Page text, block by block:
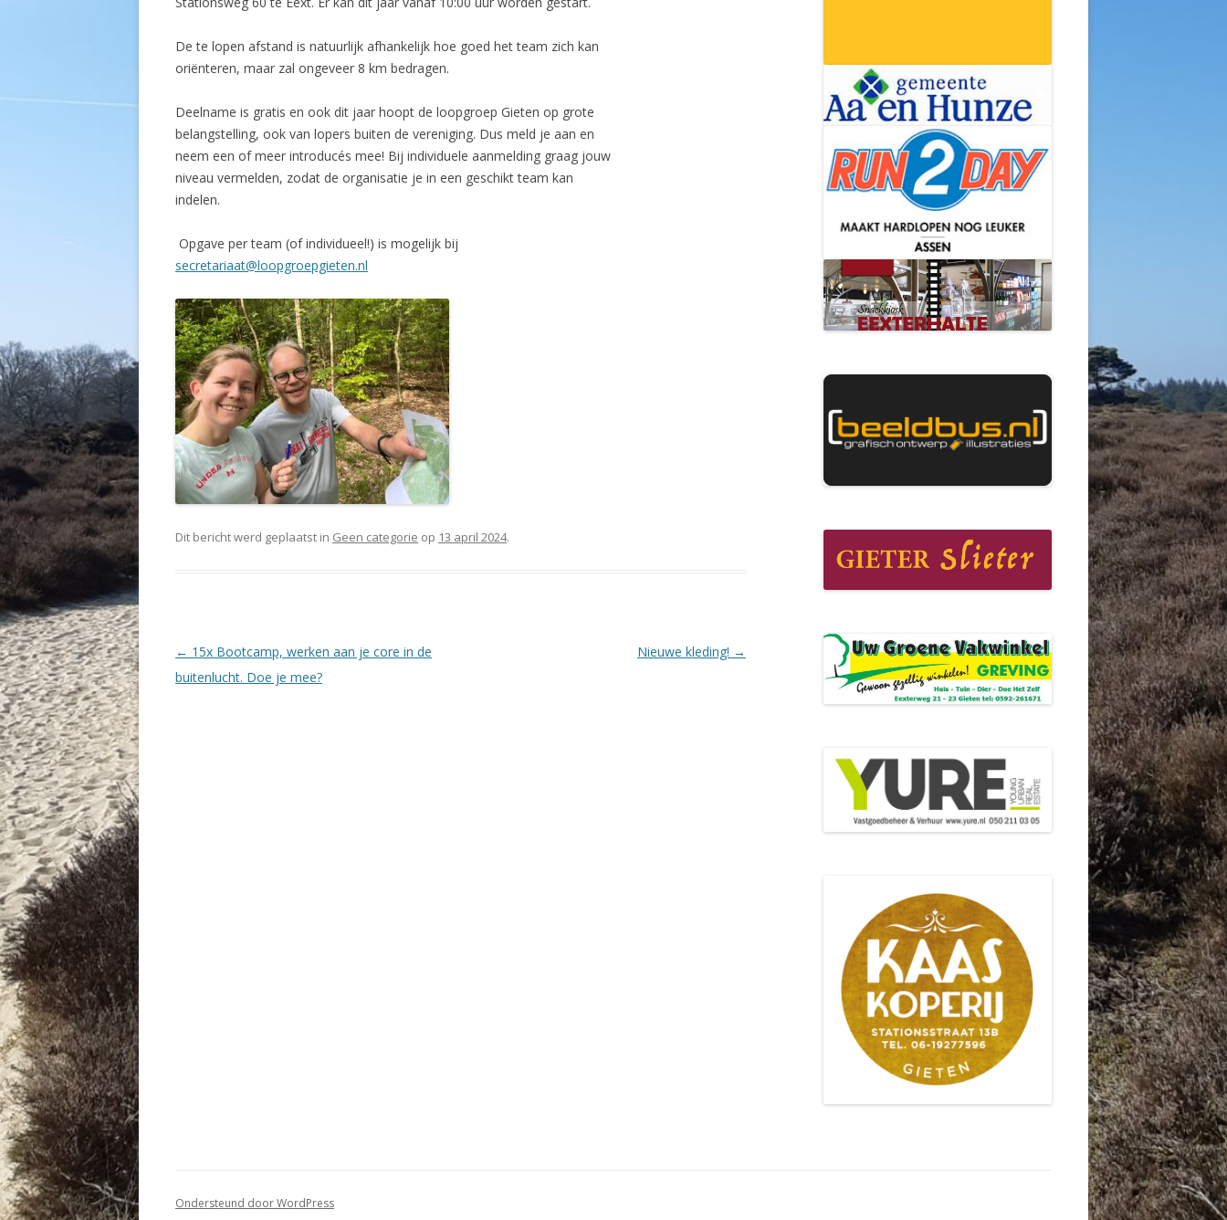
De te lopen afstand is natuurlijk afhankelijk hoe goed het team zich kan
oriënteren, maar zal ongeveer 8 km bedragen.
Deelname is gratis en ook dit jaar hoopt de loopgroep Gieten op grote
belangstelling, ook van lopers buiten de vereniging. Dus meld je aan en
neem een of meer introducés mee! Bij individuele aanmelding graag jouw
niveau vermelden, zodat de organisatie je in een geschikt team kan
indelen.
Opgave per team (of individueel!) is mogelijk bij
secretariaat@loopgroepgieten.nl
Dit bericht werd geplaatst in Geen categorie op 13 april 2024.
Berichtnavigatie
← 15x Bootcamp, werken aan je core in de
buitenlucht. Doe je mee?
Nieuwe kleding! →
Ondersteund door WordPress